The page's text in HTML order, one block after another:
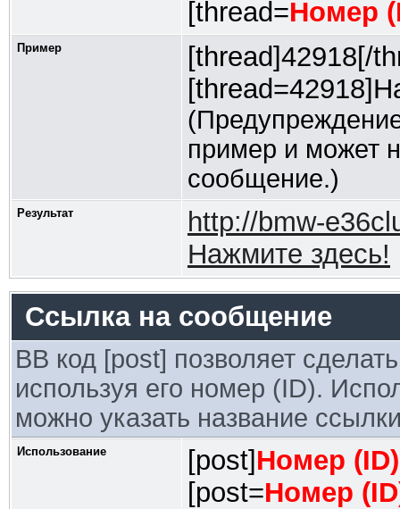
[thread=Номер
Пример
[thread]42918[/
пример и может
сообщение.)
Результат
http://bmw-
Нажмите здесь!
Ссылка на сообщение
BB код [post] позволяет
используя его номер (ID).
можно указать название
Использование [post] Номер
[post=Номер